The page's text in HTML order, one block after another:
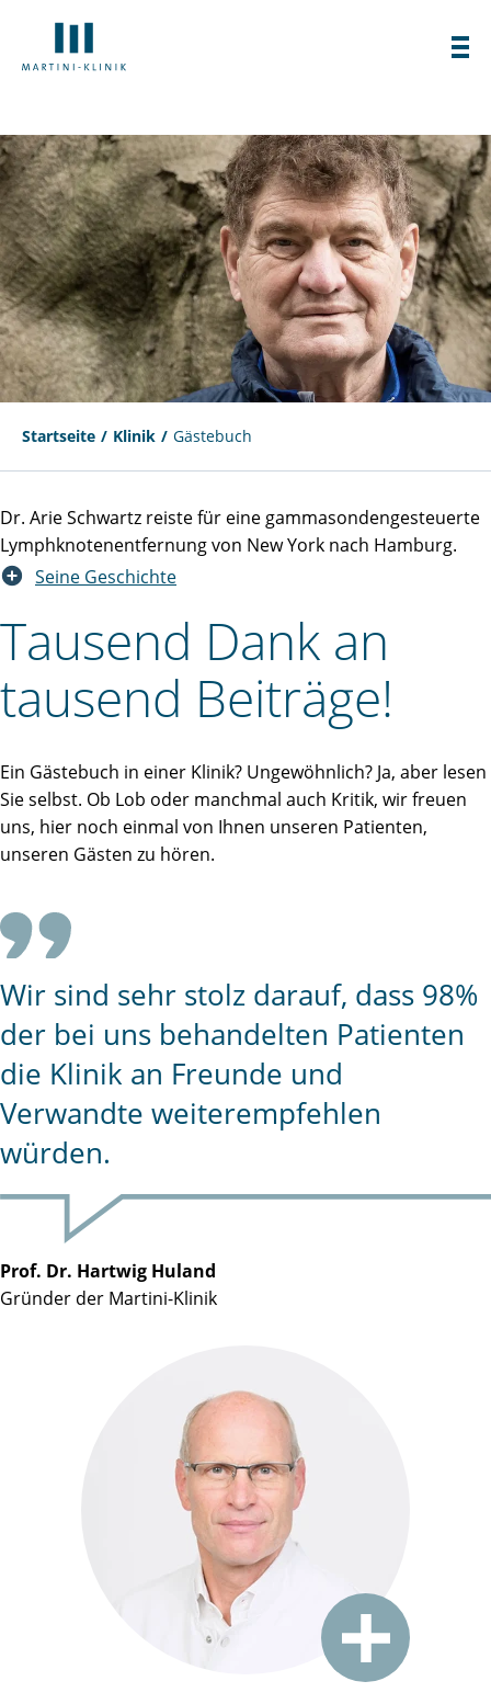
Startseite Klinik Gästebuch
Dr. Arie Schwartz reiste für eine gammasondengesteuerte
Lymphknotenentfernung von New York nach Hamburg.
Seine Geschichte
Tausend Dank an
tausend Beiträge!
Ein Gästebuch in einer Klinik? Ungewöhnlich? Ja, aber lesen
Sie selbst. Ob Lob oder manchmal auch Kritik, wir freuen
uns, hier noch einmal von Ihnen unseren Patienten,
unseren Gästen zu hören.
Wir sind sehr stolz darauf, dass 98%
der bei uns behandelten Patienten
die Klinik an Freunde und
Verwandte weiterempfehlen
würden.
Prof. Dr. Hartwig Huland
Gründer der Martini-Klinik